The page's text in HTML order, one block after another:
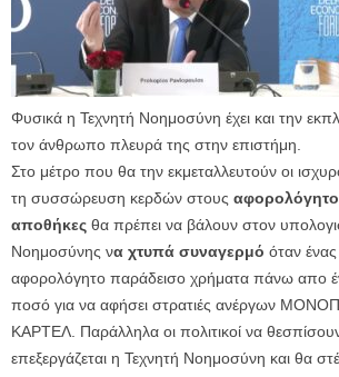
Φυσικά η Τεχνητή Νοημοσύνη έχει και την
τον άνθρωπο πλευρά της στην επιστήμη.
Στο μέτρο που θα την εκμεταλλευτούν οι
τη συσσώρευση κερδών στους
αποθήκες θα πρέπει να βάλουν στον
Νοημοσύνης να χτυπά συναγερμό όταν ένας
αφορολόγητο παράδεισο χρήματα πάνω απο
ποσό για να αφήσει στρατιές ανέργων
ΚΑΡΤΕΛ. Παράλληλα οι πολιτικοί να
επεξεργάζεται η Τεχνητή Νοημοσύνη και θα